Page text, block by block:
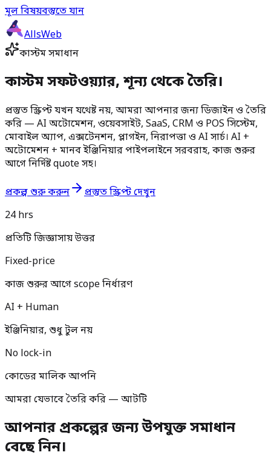
মূল বিষয়বস্তুতে যান
AllsWeb
কাস্টম সমাধান
কাস্টম সফটওয়্যার, শূন্য থেকে তৈরি।
প্রস্তুত স্ক্রিপ্ট যখন যথেষ্ট নয়, আমরা আপনার জন্য ডিজাইন ও তৈরি
করি — AI অটোমেশন, ওয়েবসাইট, SaaS, CRM ও POS সিস্টেম,
মোবাইল অ্যাপ, এক্সটেনশন, প্লাগইন, নিরাপত্তা ও AI সার্চ। AI +
অটোমেশন + মানব ইঞ্জিনিয়ার পাইপলাইনে সরবরাহ, কাজ শুরুর
আগে নির্দিষ্ট quote সহ।
প্রকল্প শুরু করুন
প্রস্তুত স্ক্রিপ্ট দেখুন
24 hrs
প্রতিটি জিজ্ঞাসায় উত্তর
Fixed-price
কাজ শুরুর আগে scope নির্ধারণ
AI + Human
ইঞ্জিনিয়ার, শুধু টুল নয়
No lock-in
কোডের মালিক আপনি
আমরা যেভাবে তৈরি করি — আটটি
আপনার প্রকল্পের জন্য উপযুক্ত সমাধান
বেছে নিন।